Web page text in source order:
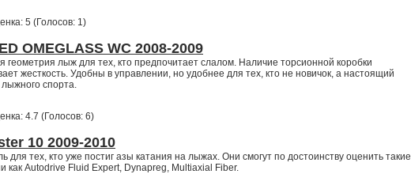
5 (Голосов: 1)
OMEGLASS WC 2008-2009
геометрия лыж для тех, кто предпочитает слалом. Наличие торсионной коробки
жесткость. Удобны в управлении, но удобнее для тех, кто не новичок, а настоящий
спорта.
4.7 (Голосов: 6)
10 2009-2010
для тех, кто уже постиг азы катания на лыжах. Они смогут по достоинству оценить такие
как Autodrive Fluid Expert, Dynapreg, Multiaxial Fiber.